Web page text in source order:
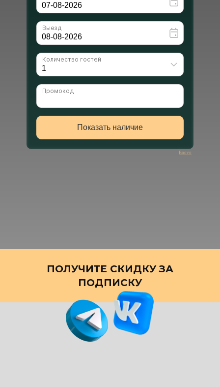
Bnovo
ПОЛУЧИТЕ СКИДКУ ЗА
ПОДПИСКУ